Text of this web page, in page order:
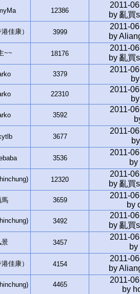
12386
2011-
by 亂買
佳康） 3999
2011-
by
~~ 18176
2011-
by 亂買
3379
2011-
22310
2011-
3592
2011-
3677
2011-
3536
2011-
by
12320
2011-
by 亂買
馬 3659
2011-
by
3492
2011-
by 亂買
景 3457
2011-
by
佳康） 4154
2011-
by
4465
2011-
by